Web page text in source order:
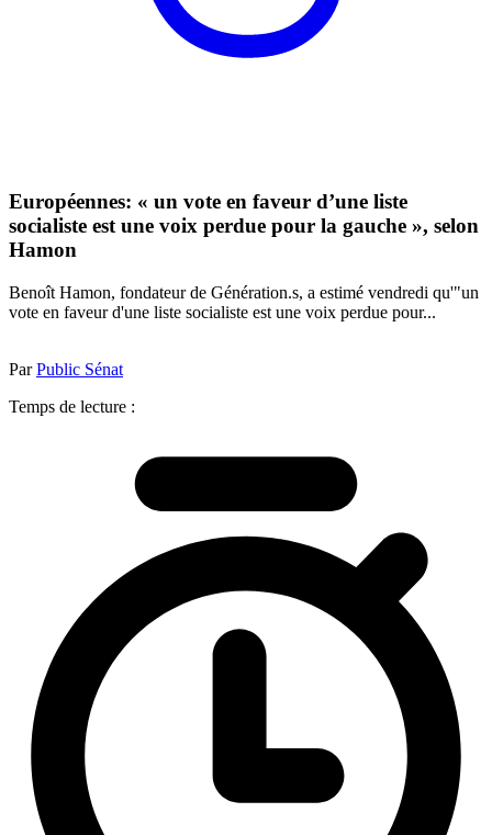
Européennes: « un vote en faveur d’une liste
socialiste est une voix perdue pour la gauche », selon
Hamon
Benoît Hamon, fondateur de Génération.s, a estimé vendredi qu'"un
vote en faveur d'une liste socialiste est une voix perdue pour...
ParPublic Sénat
Temps de lecture :